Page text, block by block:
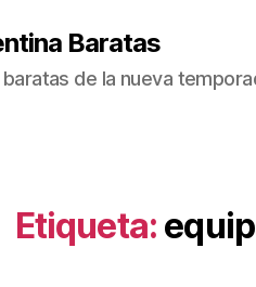
Baratas
de la nueva
Etiqueta: